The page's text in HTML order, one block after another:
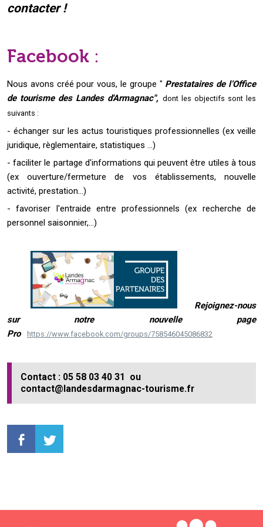
contacter !
Facebook :
Nous avons créé pour vous, le groupe " Prestataires de l’Office
de tourisme des Landes d'Armagnac", dont les objectifs sont les
suivants :
- échanger sur les actus touristiques professionnelles (ex veille
juridique, règlementaire, statistiques ...)
- faciliter le partage d'informations qui peuvent être utiles à tous
(ex ouverture/fermeture de vos établissements, nouvelle
activité, prestation...)
- favoriser l'entraide entre professionnels (ex recherche de
personnel saisonnier,...)
Rejoignez-nous
sur notre nouvelle page
Pro
https://www.facebook.com/groups/758546045086832
Contact : 05 58 03 40 31 ou
contact@landesdarmagnac-tourisme.fr